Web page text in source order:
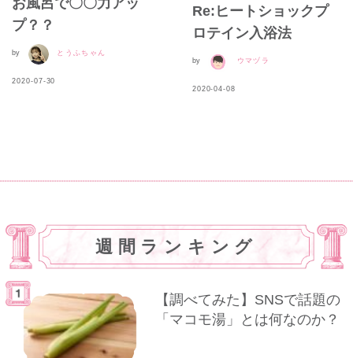
プ？？
by とうふちゃん
2020-07-30
Re:ヒートショックプ
ロテイン入浴法
by ウマヅラ
2020-04-08
週間ランキング
【調べてみた】SNSで話題の
「マコモ湯」とは何なのか？